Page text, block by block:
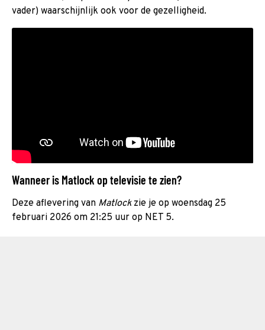
vader) waarschijnlijk ook voor de gezelligheid.
Wanneer is Matlock op televisie te zien?
Deze aflevering van Matlock zie je op woensdag 25
februari 2026 om 21:25 uur op NET 5.